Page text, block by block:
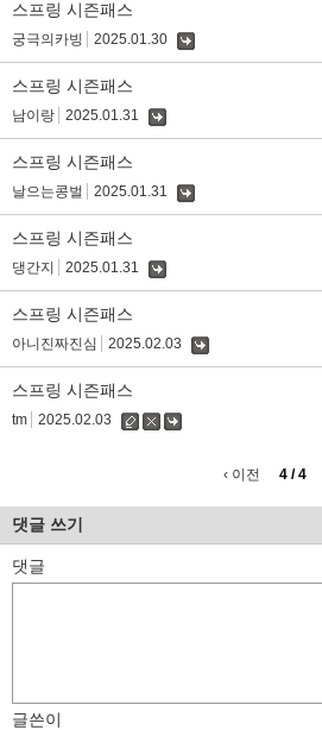
스프링 시즌패스
궁극의카빙 2025.01.30
스프링 시즌패스
남이랑 2025.01.31
스프링 시즌패스
날으는콩벌 2025.01.31
스프링 시즌패스
댕간지 2025.01.31
스프링 시즌패스
아니진짜진심 2025.02.03
스프링 시즌패스
tm 2025.02.03
수
삭
‹ 이전
4 / 4
댓글 쓰기
댓글
글쓴이